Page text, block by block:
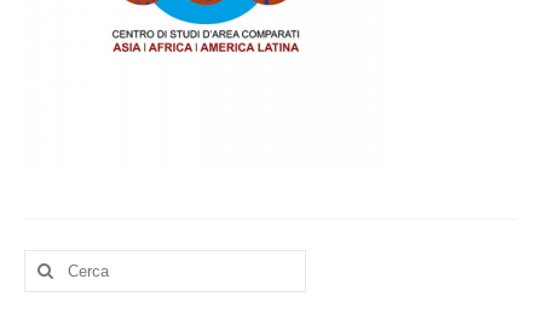
MATERIALS
AFRICA
Cerca: